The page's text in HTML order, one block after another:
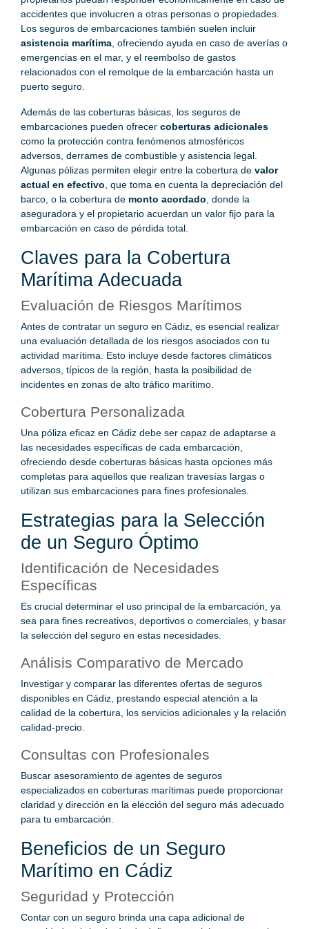
accidentes que involucren a otras personas o propiedades.
Los seguros de embarcaciones también suelen incluir
asistencia marítima , ofreciendo ayuda en caso de averías o
emergencias en el mar, y el reembolso de gastos
relacionados con el remolque de la embarcación hasta un
puerto seguro.
Además de las coberturas básicas, los seguros de
embarcaciones pueden ofrecer coberturas adicionales
como la protección contra fenómenos atmosféricos
adversos, derrames de combustible y asistencia legal.
Algunas pólizas permiten elegir entre la cobertura de valor
actual en efectivo , que toma en cuenta la depreciación del
barco, o la cobertura de monto acordado , donde la
aseguradora y el propietario acuerdan un valor fijo para la
embarcación en caso de pérdida total.
Claves para la Cobertura
Marítima Adecuada
Evaluación de Riesgos Marítimos
Antes de contratar un seguro en Cádiz, es esencial realizar
una evaluación detallada de los riesgos asociados con tu
actividad marítima. Esto incluye desde factores climáticos
adversos, típicos de la región, hasta la posibilidad de
incidentes en zonas de alto tráfico marítimo.
Cobertura Personalizada
Una póliza eficaz en Cádiz debe ser capaz de adaptarse a
las necesidades específicas de cada embarcación,
ofreciendo desde coberturas básicas hasta opciones más
completas para aquellos que realizan travesías largas o
utilizan sus embarcaciones para fines profesionales.
Estrategias para la Selección
de un Seguro Óptimo
Identificación de Necesidades
Específicas
Es crucial determinar el uso principal de la embarcación, ya
sea para fines recreativos, deportivos o comerciales, y basar
la selección del seguro en estas necesidades.
Análisis Comparativo de Mercado
Investigar y comparar las diferentes ofertas de seguros
disponibles en Cádiz, prestando especial atención a la
calidad de la cobertura, los servicios adicionales y la relación
calidad-precio.
Consultas con Profesionales
Buscar asesoramiento de agentes de seguros
especializados en coberturas marítimas puede proporcionar
claridad y dirección en la elección del seguro más adecuado
para tu embarcación.
Beneficios de un Seguro
Marítimo en Cádiz
Seguridad y Protección
Contar con un seguro brinda una capa adicional de